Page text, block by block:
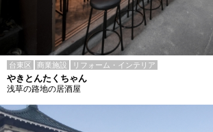
台東区 商業施設 リフォーム・インテリア
やきとんたくちゃん
浅草の路地の居酒屋